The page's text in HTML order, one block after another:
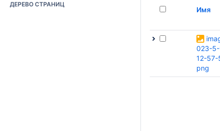
ДЕРЕВО СТРАНИЦ
Имя
023-5-
12-57-
png